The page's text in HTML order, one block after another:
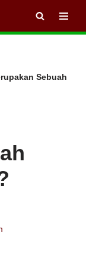
Sebuah